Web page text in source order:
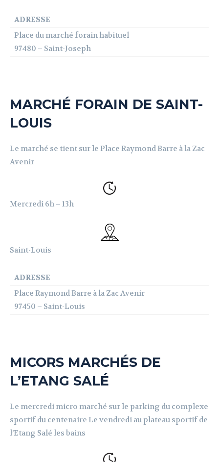
ADRESSE
Place du marché forain habituel
97480 – Saint-Joseph
MARCHÉ FORAIN DE SAINT-
LOUIS
Le marché se tient sur le Place Raymond Barre à la Zac
Avenir
Mercredi 6h – 13h
Saint-Louis
ADRESSE
Place Raymond Barre à la Zac Avenir
97450 – Saint-Louis
MICORS MARCHÉS DE
L’ETANG SALÉ
Le mercredi micro marché sur le parking du complexe
sportif du centenaire Le vendredi au plateau sportif de
l’Etang Salé les bains